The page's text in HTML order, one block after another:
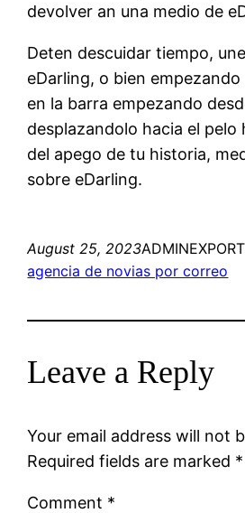
devolver an una medio de
Deten descuidar tiempo,
eDarling, o bien
en la barra empezando
desplazandolo hacia el pelo
del apego de tu historia,
sobre eDarling.
August 25, 2023
agencia de novias por correo
Leave a Reply
Your email address will not
Required fields are marked *
Comment *